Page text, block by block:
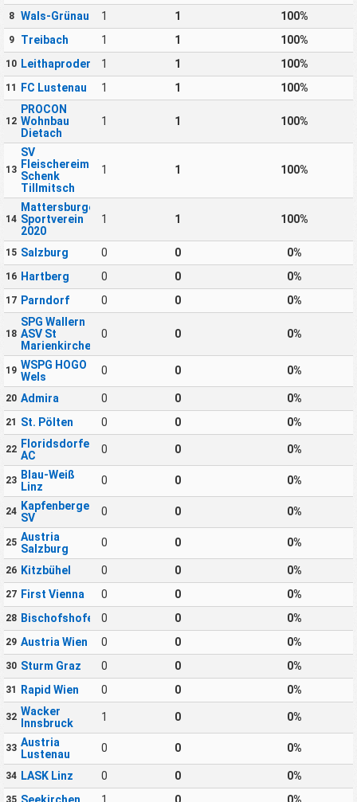
8 Wals-Grünau 1 1 100%
9 Treibach 1 1 100%
10 Leithaprodersdorf
1 1 100%
11 FC Lustenau 1 1 100%
12
PROCON
Wohnbau
Dietach
1 1 100%
13
SV
Fleischereimaschinen
Schenk
Tillmitsch
1 1 100%
14
Mattersburger
Sportverein
2020
1 1 100%
15 Salzburg 0 0 0%
16 Hartberg 0 0 0%
17 Parndorf 0 0 0%
18
SPG Wallern
ASV St
Marienkirchen
0 0 0%
19 WSPG HOGO
Wels
0 0 0%
20 Admira 0 0 0%
21 St. Pölten 0 0 0%
22 Floridsdorfer
AC
0 0 0%
23 Blau-Weiß
Linz
0 0 0%
24 Kapfenberger
SV
0 0 0%
25 Austria
Salzburg
0 0 0%
26 Kitzbühel 0 0 0%
27 First Vienna 0 0 0%
28 Bischofshofen 0 0 0%
29 Austria Wien 0 0 0%
30 Sturm Graz 0 0 0%
31 Rapid Wien 0 0 0%
32 Wacker
Innsbruck
1 0 0%
33 Austria
Lustenau
0 0 0%
34 LASK Linz 0 0 0%
35